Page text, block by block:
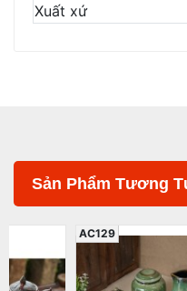
Xuất xứ
Sản Phẩm Tương